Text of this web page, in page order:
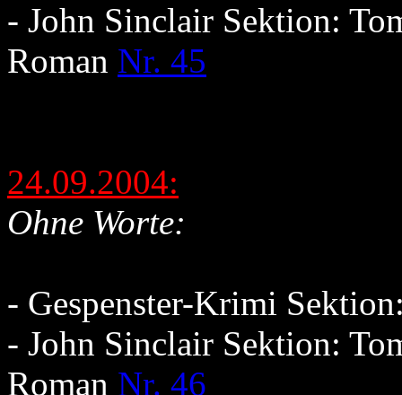
- John Sinclair Sektion:
Roman Nr. 45
24.09.2004:
Ohne Worte:
- Gespenster-Krimi
- John Sinclair Sektion:
Roman Nr. 46